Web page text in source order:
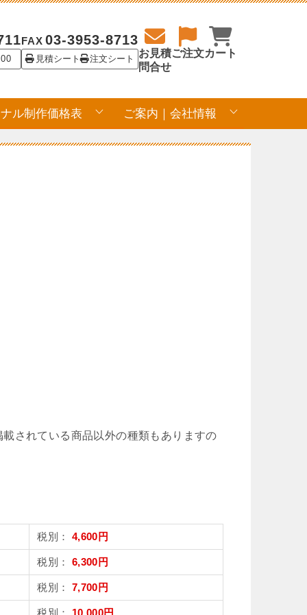
FAX 03-3953-8713
見積シート 注文シート
お見積
問合せ
ご注文カート
ル制作価格表 ご案内｜会社情報
されている商品以外の種類もありますの
税別： 4,600円
税別： 6,300円
税別： 7,700円